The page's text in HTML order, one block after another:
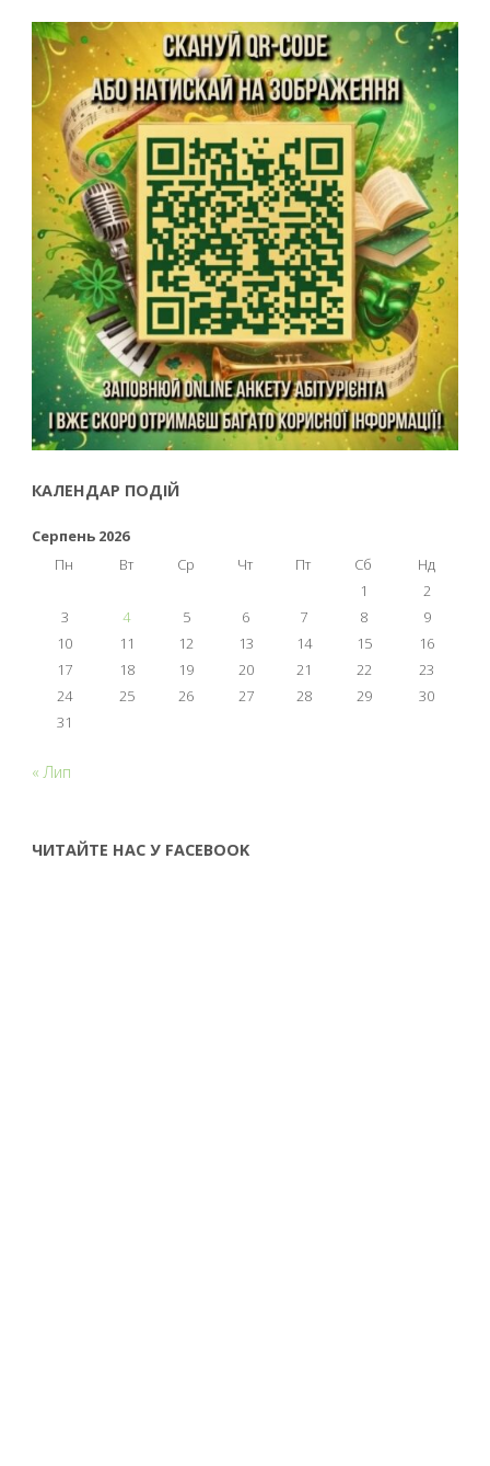
КАЛЕНДАР ПОДІЙ
Серпень 2026
Пн
Вт Ср Чт Пт Сб
Нд
1
2
3
4 5 6 7 8
9
10
11 12 13 14 15
16
17
18 19 20 21 22
23
24
25 26 27 28 29
30
31
« Лип
ЧИТАЙТЕ НАС У FACEBOOK